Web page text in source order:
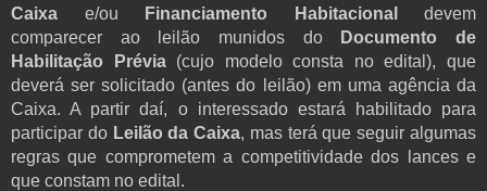
Caixa e/ou Financiamento Habitacional
devem
comparecer ao leilão munidos do
Documento de
Habilitação Prévia(cujo modelo consta no edital), que
deverá ser solicitado (antes do leilão) em uma agência da
Caixa. A partir daí, o interessado estará habilitado para
participar do Leilão da Caixa, mas terá que seguir algumas
regras que comprometem a competitividade dos lances e
que constam no edital.